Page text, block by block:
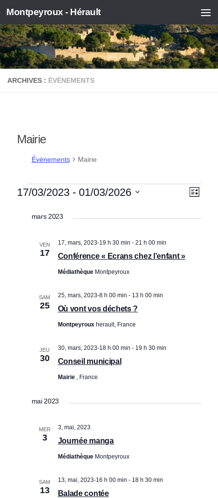
Skip to content
Montpeyroux - Hérault
ARCHIVES : ÉVÈNEMENTS
Mairie
Évènements Mairie
Évènements
N
v
o
N
v
s
Liste
17/03/2023 - 01/03/2026
mars 2023
VEN
17 Conférence « Ecrans chez l’enfant »
17, mars, 2023-19 h 30 min - 21 h 00 min
Médiathèque Montpeyroux
SAM
25 Où vont vos déchets ?
25, mars, 2023-8 h 00 min - 13 h 00 min
Montpeyroux herault, France
JEU
30 Conseil municipal
30, mars, 2023-18 h 00 min - 19 h 30 min
Mairie , France
mai 2023
MER
3 Journée manga
3, mai, 2023
Médiathèque Montpeyroux
SAM
13 Balade contée
13, mai, 2023-16 h 00 min - 18 h 30 min